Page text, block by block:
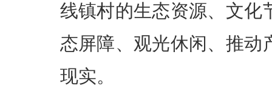
线镇村的生态资源、文化
态屏障、观光休闲、推动
现实。